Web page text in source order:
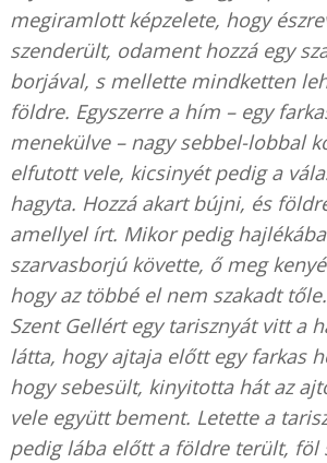
megiramlott képzelete, hogy
szenderült, odament hozzá egy
borjával, s mellette mindketten
földre. Egyszerre a hím – egy
menekülve – nagy sebbel-lobbal
elfutott vele, kicsinyét pedig a
hagyta. Hozzá akart bújni, és
amellyel írt. Mikor pedig
szarvasborjú követte, ő meg
hogy az többé el nem szakadt
Szent Gellért egy tarisznyát vitt a
látta, hogy ajtaja előtt egy farkas
hogy sebesült, kinyitotta hát az
vele együtt bement. Letette a
pedig lába előtt a földre terült, föl